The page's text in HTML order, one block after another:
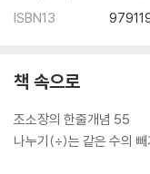
3-5. ‘합’과 ‘차이’의 관계
3-7. 미지수를 사용한 분
보라
3-8. 번분수: 분수의 나눗
3-9. 부분분수: 한 분수를
ISBN13
책 속으로
조소장의 한줄개념 55
나누기(÷)는 같은 수의 빼